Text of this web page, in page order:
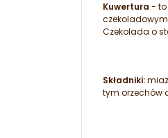
Kuwertura - to
Czekolada o
Składniki:
tym orzechów